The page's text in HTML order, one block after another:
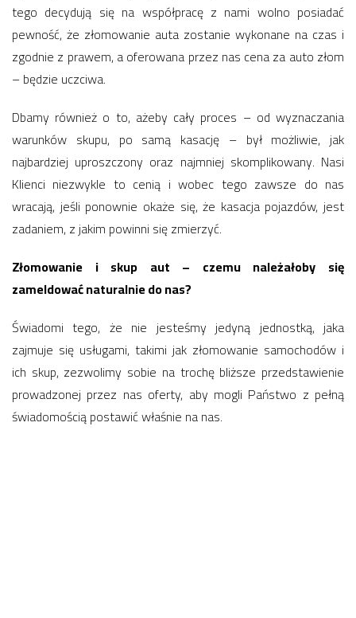
tego decydują się na współpracę z nami wolno posiadać
pewność, że złomowanie auta zostanie wykonane na czas i
zgodnie z prawem, a oferowana przez nas cena za auto złom
– będzie uczciwa.
Dbamy również o to, ażeby cały proces – od wyznaczania
warunków skupu, po samą kasację – był możliwie, jak
najbardziej uproszczony oraz najmniej skomplikowany. Nasi
Klienci niezwykle to cenią i wobec tego zawsze do nas
wracają, jeśli ponownie okaże się, że kasacja pojazdów, jest
zadaniem, z jakim powinni się zmierzyć.
Złomowanie i skup aut – czemu należałoby się
zameldować naturalnie do nas?
Świadomi tego, że nie jesteśmy jedyną jednostką, jaka
zajmuje się usługami, takimi jak złomowanie samochodów i
ich skup, zezwolimy sobie na trochę bliższe przedstawienie
prowadzonej przez nas oferty, aby mogli Państwo z pełną
świadomością postawić właśnie na nas.